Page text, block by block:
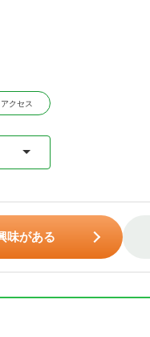
アクセス
味がある